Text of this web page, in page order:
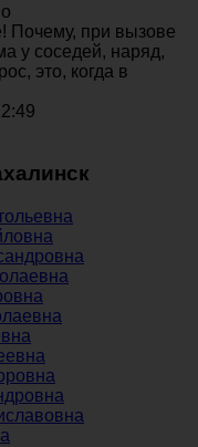
Почему, при вызове
у соседей, наряд,
это, когда в